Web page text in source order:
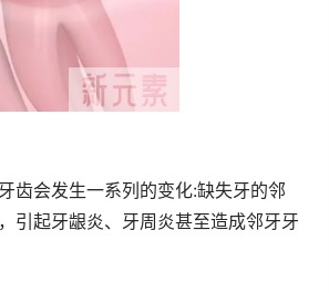
齿会发生一系列的变化:缺失牙的邻
引起牙龈炎、牙周炎甚至造成邻牙牙